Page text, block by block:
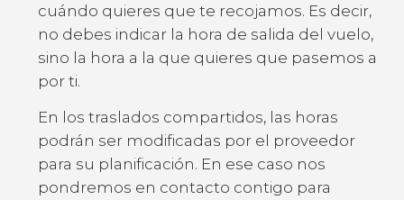
cuándo quieres que te recojamos. Es decir,
no debes indicar la hora de salida del vuelo,
sino la hora a la que quieres que pasemos a
por ti.
En los traslados compartidos, las horas
podrán ser modificadas por el proveedor
para su planificación. En ese caso nos
pondremos en contacto contigo para